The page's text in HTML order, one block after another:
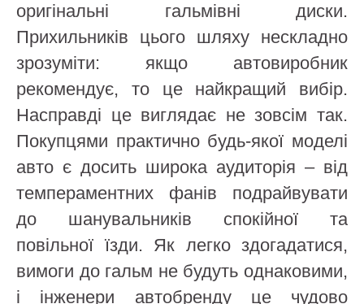
оригінальні гальмівні диски.
Прихильників цього шляху нескладно
зрозуміти: якщо автовиробник
рекомендує, то це найкращий вибір.
Насправді це виглядає не зовсім так.
Покупцями практично будь-якої моделі
авто є досить широка аудиторія – від
темпераментних фанів подрайвувати
до шанувальників спокійної та
повільної їзди. Як легко здогадатися,
вимоги до гальм не будуть однаковими,
і інженери автобренду це чудово